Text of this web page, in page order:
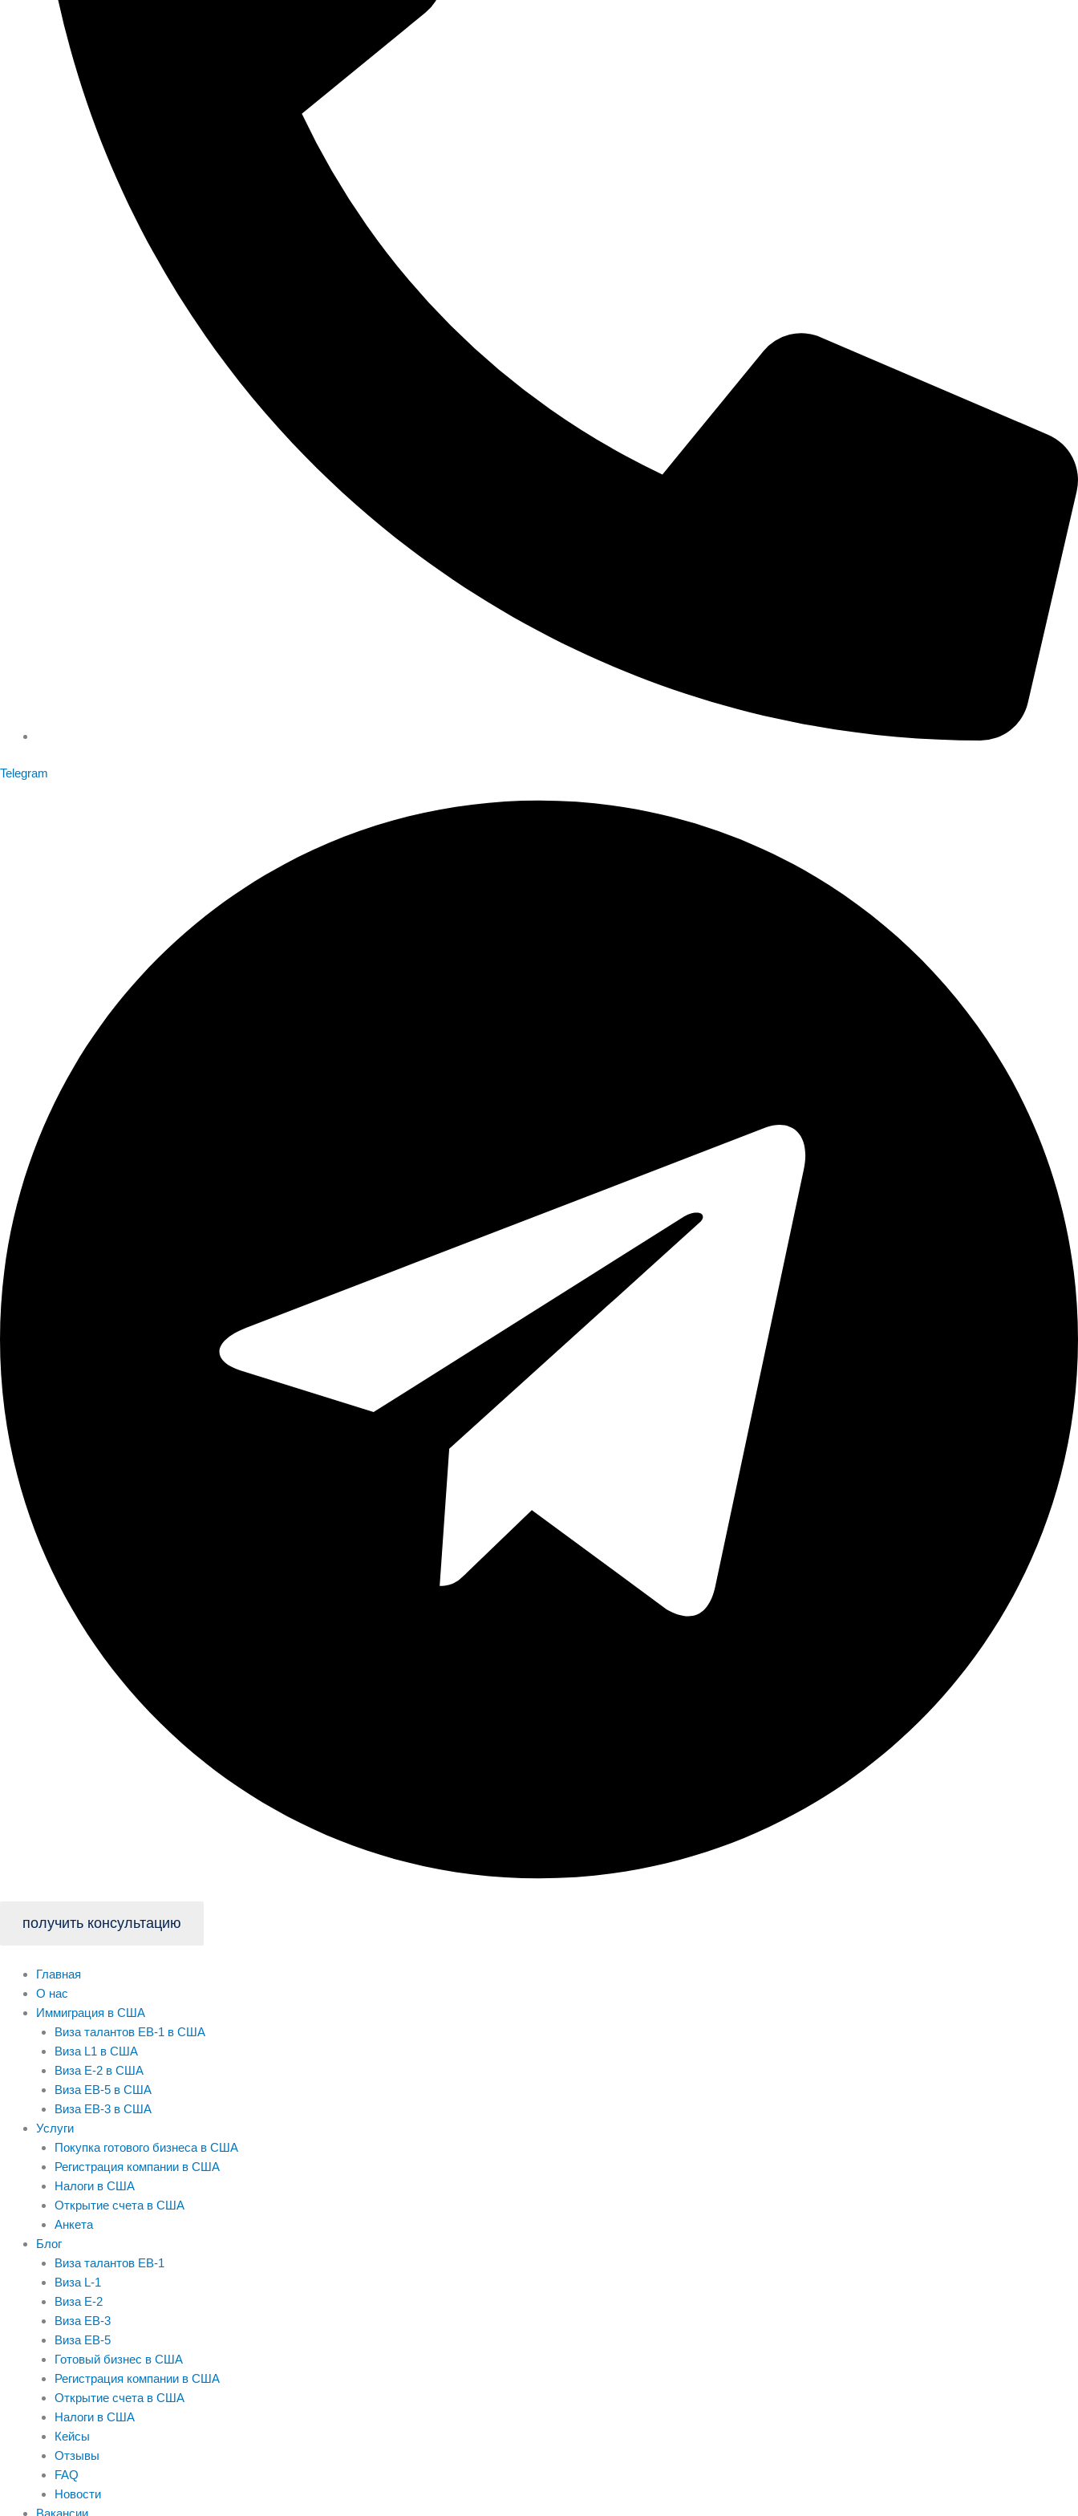
Telegram
получить консультацию
Главная
О нас
Иммиграция в США
Виза талантов EB-1 в США
Виза L1 в США
Виза E-2 в США
Виза EB-5 в США
Виза EB-3 в США
Услуги
Покупка готового бизнеса в США
Регистрация компании в США
Налоги в США
Открытие счета в США
Анкета
Блог
Виза талантов EB-1
Виза L-1
Виза E-2
Виза EB-3
Виза EB-5
Готовый бизнес в США
Регистрация компании в США
Открытие счета в США
Налоги в США
Кейсы
Отзывы
FAQ
Новости